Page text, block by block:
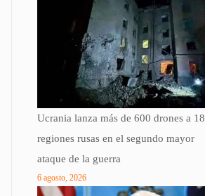
Ucrania lanza más de 600 drones a 18
regiones rusas en el segundo mayor
ataque de la guerra
6 agosto, 2026